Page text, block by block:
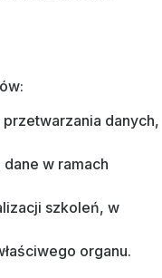
danych,
w ramach
szkoleń, w
organu.